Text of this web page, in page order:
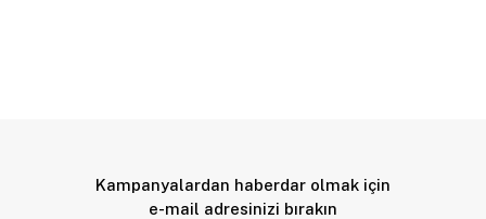
Kampanyalardan haberdar olmak için
e-mail adresinizi bırakın